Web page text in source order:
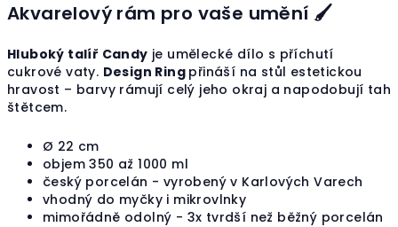
Akvarelový rám pro vaše umění 🖌️
Hluboký talíř Candy je umělecké dílo s příchutí
cukrové vaty. Design Ring přináší na stůl estetickou
hravost – barvy rámují celý jeho okraj a napodobují tah
štětcem.
Ø 22 cm
objem 350 až 1000 ml
český porcelán - vyrobený v Karlových Varech
vhodný do myčky i mikrovlnky
mimořádně odolný - 3x tvrdší než běžný porcelán